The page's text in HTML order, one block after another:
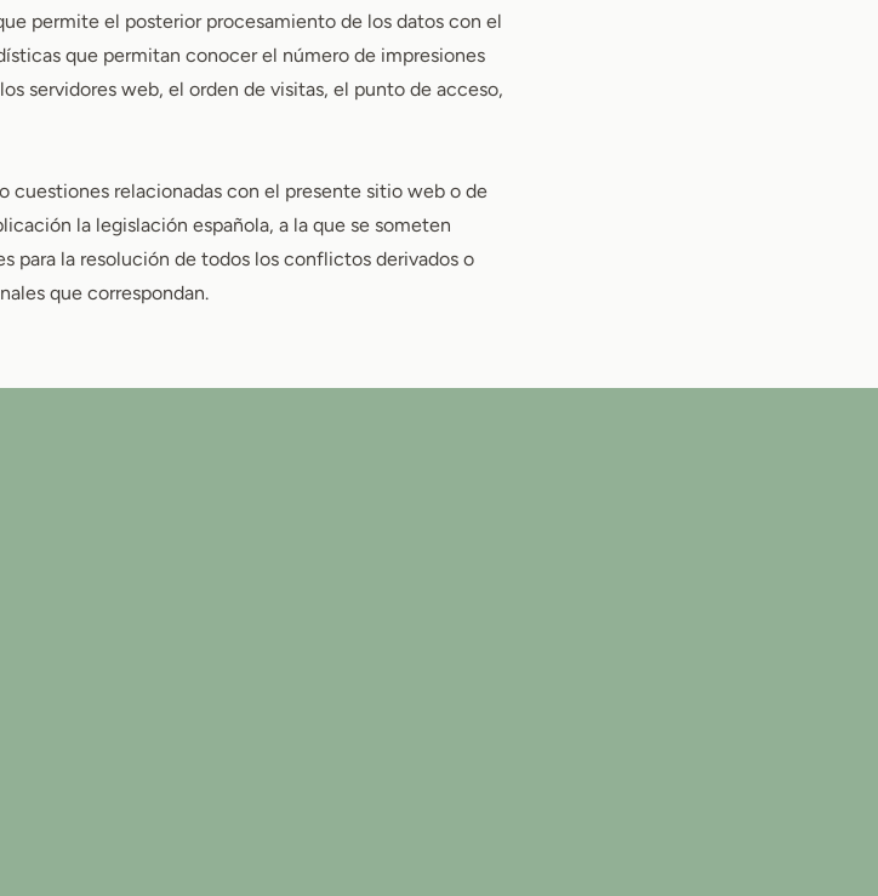
permite el posterior procesamiento de los datos con el
que permitan conocer el número de impresiones
servidores web, el orden de visitas, el punto de acceso,
cuestiones relacionadas con el presente sitio web o de
la legislación española, a la que se someten
para la resolución de todos los conflictos derivados o
que correspondan.